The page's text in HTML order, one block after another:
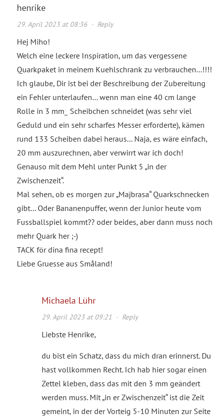
henrike
29. April 2023 at 08:36· Reply
Hej Miho!
Welch eine leckere Inspiration, um das vergessene
Quarkpaket in meinem Kuehlschrank zu verbrauchen…!!!!
Ich glaube, Dir ist bei der Beschreibung der Zubereitung
ein Fehler unterlaufen… wenn man eine 40 cm lange
Rolle in 3 mm_ Scheibchen schneidet (was sehr viel
Geduld und ein sehr scharfes Messer erforderte), kämen
rund 133 Scheiben dabei heraus… Naja, es wäre einfach,
20 mm auszurechnen, aber verwirrt war ich doch!
Genauso mit dem Mehl unter Punkt 5 „in der
Zwischenzeit“.
Mal sehen, ob es morgen zur „Majbrasa“ Quarkschnecken
gibt… Oder Bananenpuffer, wenn der Junior heute vom
Fussballspiel kommt?? oder beides, aber dann muss noch
mehr Quark her ;-)
TACK för dina fina recept!
Liebe Gruesse aus Småland!
Michaela Lühr
29. April 2023 at 09:21 · Reply
Liebste Henrike,
du bist ein Schatz, dass du mich dran erinnerst. Du
hast vollkommen Recht. Ich hab hier sogar einen
Zettel kleben, dass das mit den 3 mm geändert
werden muss. Mit „in er Zwischenzeit“ ist die Zeit
gemeint, in der der Vorteig 5-10 Minuten zur Seite